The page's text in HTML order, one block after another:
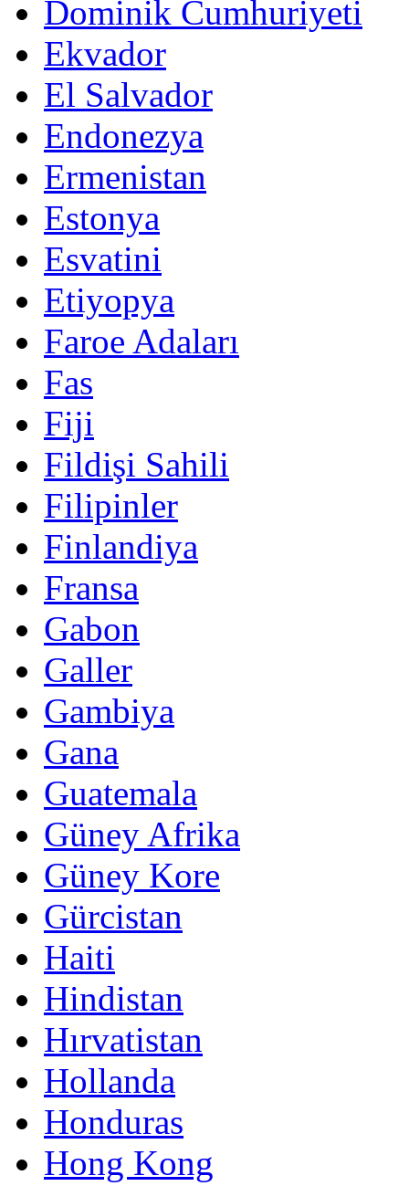
Dominik Cumhuriyeti
Ekvador
El Salvador
Endonezya
Ermenistan
Estonya
Esvatini
Etiyopya
Faroe Adaları
Fas
Fiji
Fildişi Sahili
Filipinler
Finlandiya
Fransa
Gabon
Galler
Gambiya
Gana
Guatemala
Güney Afrika
Güney Kore
Gürcistan
Haiti
Hindistan
Hırvatistan
Hollanda
Honduras
Hong Kong